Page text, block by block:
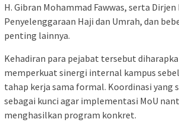
H. Gibran Mohammad Fawwas, serta Dirjen
Penyelenggaraan Haji dan Umrah, dan
penting lainnya.
Kehadiran para pejabat tersebut
memperkuat sinergi internal kampus
tahap kerja sama formal. Koordinasi yang
sebagai kunci agar implementasi MoU
menghasilkan program konkret.